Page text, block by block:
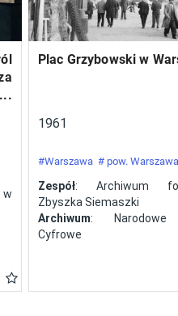
Plac Grzybowski w
1961
#Warszawa # pow. Warszawa
Zespół: Archiwum
Zbyszka Siemaszki
Archiwum: Narodowe
Cyfrowe